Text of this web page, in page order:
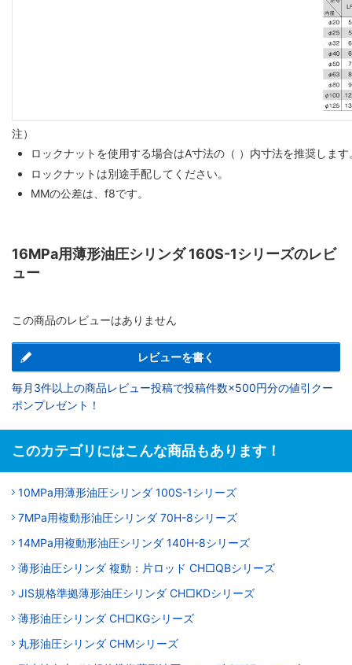
注）
ロックナットを使用する場合はA寸法の（ ）内寸法を推奨します
ロックナットは別途手配してください。
MMの公差は、f8です。
16MPa用薄形油圧シリンダ 160S-1シリーズのレビ
ュー
この商品のレビューはありません
レビューを書く
毎月3件以上の商品レビュー投稿で投稿件数×500円分の値引クー
ポンプレゼント！
このカテゴリにはこんな商品もあります！
10MPa用薄形油圧シリンダ 100S-1シリーズ
7MPa用複動形油圧シリンダ 70H-8シリーズ
14MPa用複動形油圧シリンダ 140H-8シリーズ
薄形油圧シリンダ 複動：片ロッド CH□QBシリーズ
JIS規格準拠薄形油圧シリンダ CH□KDシリーズ
薄形油圧シリンダ CH□KGシリーズ
丸形油圧シリンダ CHMシリーズ